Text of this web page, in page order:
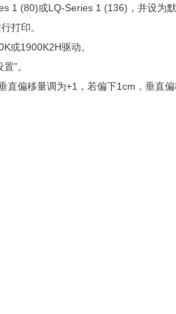
(80)或LQ-Series 1 (136)，并设为默
打印。
1900K2H驱动。
”。
移量调为+1，若偏下1cm，垂直